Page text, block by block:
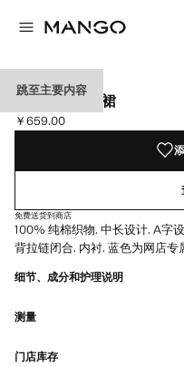
跳至主要内容
棉质喇叭连衣裙
当前价格 [￥659.00 ]
￥659.00
选择颜色
免费送货到商店
100% 纯棉织物. 中长设计. A字
背拉链闭合. 内衬. 蓝色为网店专
细节、成分和护理说明
测量
门店库存